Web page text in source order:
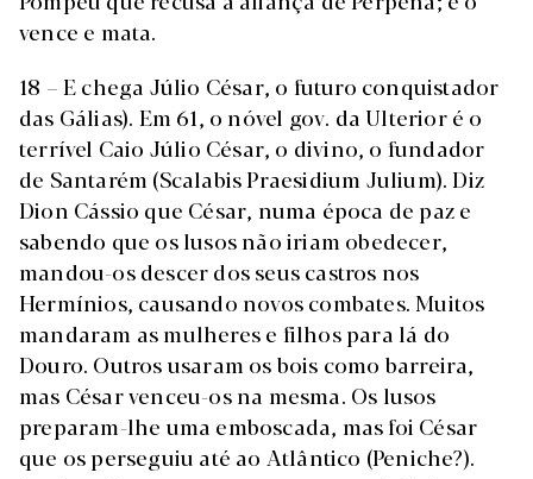
vence e mata.
18 – E chega Júlio César, o futuro conquistador
das Gálias). Em 61, o nóvel gov. da Ulterior é o
terrível Caio Júlio César, o divino, o fundador
de Santarém (Scalabis Praesidium Julium). Diz
Dion Cássio que César, numa época de paz e
sabendo que os lusos não iriam obedecer,
mandou-os descer dos seus castros nos
Hermínios, causando novos combates. Muitos
mandaram as mulheres e filhos para lá do
Douro. Outros usaram os bois como barreira,
mas César venceu-os na mesma. Os lusos
preparam-lhe uma emboscada, mas foi César
que os perseguiu até ao Atlântico (Peniche?).